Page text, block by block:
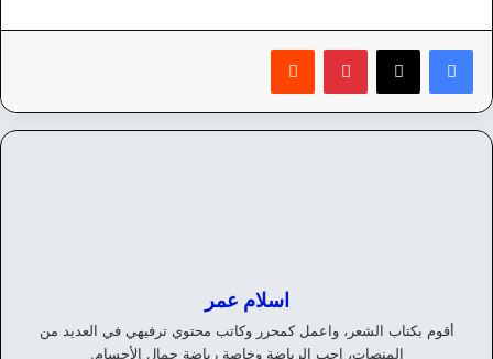
بينتيريست
اسلام عمر
أقوم بكتاب الشعر، واعمل كمحرر وكاتب محتوي ترفيهي في العديد من
المنصات، احب الرياضة وخاصة رياضة جمال الأجسام.